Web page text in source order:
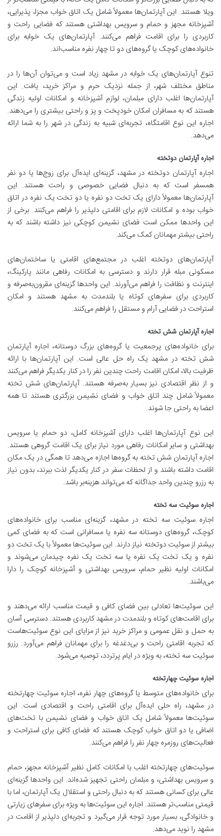
ویلا هستند. این آپارتمان‌ها معمولاً شامل یک اتاق خواب مجزا، پذیرایی،
آشپزخانه مجهز و حمام و سرویس بهداشتی هستند که فضایی راحت و
کاربردی را برای اقامت فراهم می‌کنند. آپارتمان‌های یک خوابه برای
خانواده‌های کوچک یا گروه‌های دو تا چهار نفره مناسب‌اند.
تنوع آپارتمان‌های یک خوابه در مشهد زیاد است و می‌توان آن‌ها را در
مناطق مختلف شهر، از جمله نزدیک حرم و مراکز خرید، یافت. این
آپارتمان‌ها اغلب دارای مبلمان، لوازم آشپزخانه و امکانات اولیه زندگی
هستند که به مسافران امکان خودپخت و پز و راحتی بیشتری را می‌دهند.
اجاره این نوع اقامتگاه، تجربه‌ای شبیه به زندگی در شهر را به شما ارائه
می‌دهد.
اجاره آپارتمان دوتخته
اجاره آپارتمان دوتخته در مشهد، گزینه‌ای ایده‌آل برای زوج‌ها یا دو نفر
همسفر است که به دنبال فضایی خصوصی و راحت هستند. این
آپارتمان‌ها معمولاً دارای یک تخت دو نفره یا دو تخت یک نفره در اتاق
خواب بوده و امکانات لازم برای اقامتی دلپذیر را فراهم می‌کنند. برخی از
این واحدها ممکن است فضای نشیمن کوچکی نیز داشته باشند که به
راحتی بیشتر مهمانان کمک می‌کند.
آپارتمان‌های دوتخته اغلب در مجتمع‌های اقامتی یا ساختمان‌های
مسکونی مبله قرار دارند و دسترسی به امکانات رفاهی مانند پارکینگ،
اینترنت و نظافت را فراهم می‌آورند. این واحدها گزینه‌ای مقرون‌به‌صرفه و
کاربردی برای سفرهای کوتاه یا بلندمدت به مشهد هستند و امکان
استراحت در فضایی آرام و مستقل را فراهم می‌کنند.
اجاره آپارتمان شش تخته
برای خانواده‌های پرجمعیت یا گروه‌های بزرگ دوستانه، اجاره آپارتمان
شش تخته در مشهد یک راه حل عالی است. این آپارتمان‌ها با ارائه
ظرفیت بالا، امکان اقامت راحت چندین نفر را در کنار یکدیگر فراهم می‌کنند
و از نظر اقتصادی نیز بسیار به‌صرفه هستند. آپارتمان‌های شش تخته
معمولاً شامل چند اتاق خواب و فضای نشیمن بزرگتری هستند تا همه
اعضا به راحتی جا شوند.
این نوع آپارتمان‌ها اغلب دارای آشپزخانه کامل، دو حمام یا سرویس
بهداشتی و سایر امکانات رفاهی مورد نیاز برای یک اقامت گروهی هستند.
اجاره آپارتمان شش تخته به گروه‌ها اجازه می‌دهد تا همگی در یک مکان
اقامت داشته باشند و از لحظات سفر در کنار یکدیگر لذت ببرند، بدون نیاز
به رزرو چندین واحد جداگانه که می‌تواند هزینه‌بر باشد.
اجاره سوئیت سه تخته
اجاره سوئیت سه تخته در مشهد، گزینه‌ای مناسب برای خانواده‌های
کوچک، گروه‌های دوستانه سه نفره یا مسافرانی است که به فضای کمی
بیشتر از سوئیت دوتخته نیاز دارند. این سوئیت‌ها معمولاً با یک تخت دو
نفره و یک تخت یک نفره یا سه تخت یک نفره چیدمان می‌شوند و
امکانات اولیه نظیر حمام، سرویس بهداشتی و آشپزخانه کوچک را دارا
می‌باشند.
این سوئیت‌ها تعادلی بین فضای کافی و قیمت مناسب ارائه می‌دهند و
برای اقامت‌های کوتاه و بلندمدت در مشهد کاربردی هستند. دسترسی آسان
به حمل و نقل عمومی و مراکز خرید نیز از مزایای این نوع سوئیت‌هاست
که تجربه اقامتی راحت و بی‌دغدغه را برای مهمانان فراهم می‌آورد. رزرو
سوئیت سه تخته، به ویژه در ایام پرتردد، توصیه می‌شود.
اجاره سوئیت چهارتخته
برای خانواده‌های متوسط یا گروه‌های چهار نفره، اجاره سوئیت چهارتخته
در مشهد، راه حلی ایده‌آل برای اقامتی راحت و اقتصادی است. این
سوئیت‌ها معمولاً شامل یک اتاق خواب و فضای نشیمن با تخت‌های
اضافی یا دو اتاق خواب کوچک هستند که فضای کافی برای استراحت و
فعالیت‌های روزمره چهار نفر را فراهم می‌کنند.
سوئیت‌های چهارتخته اغلب با امکانات کامل نظیر آشپزخانه مجهز، حمام
و سرویس بهداشتی، و مبلمان راحتی تجهیز شده‌اند. این واحدها گزینه‌ای
عالی برای کسانی هستند که به دنبال راحتی و استقلال یک آپارتمان، اما با
قیمتی مناسب‌تر هستند. اجاره این سوئیت‌ها به ویژه برای سفرهای زیارتی
و خانوادگی، بسیار مورد توجه قرار می‌گیرد و تجربه‌ای دلپذیر از اقامت در
مشهد را نوید می‌دهد.